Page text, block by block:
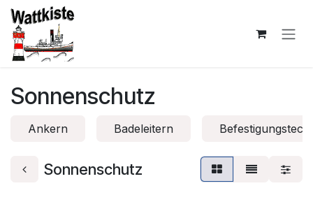
Zum Inhalt springen
Sonnenschutz
Ankern Badeleitern
Sonnenschutz